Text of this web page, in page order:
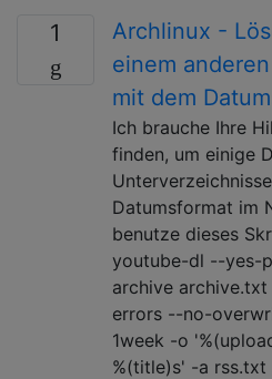
1
Archlinux -
einem
mit dem
Ich brauche Ihre
finden, um einige
Datumsformat im
benutze dieses
youtube-dl --yes-
archive
errors --no-
1week -o
%(title)s' -a